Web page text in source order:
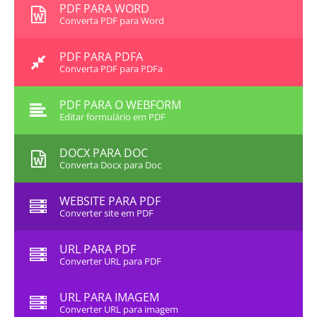
PDF PARA WORD
Converta PDF para Word
PDF PARA PDFA
Converta PDF para PDFa
PDF PARA O WEBFORM
Editar formulário em PDF
DOCX PARA DOC
Converta Docx para Doc
WEBSITE PARA PDF
Converter site em PDF
URL PARA PDF
Converter URL para PDF
URL PARA IMAGEM
Converter URL para imagem